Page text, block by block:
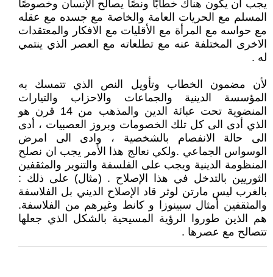
يجب ان يكون هناك خطابًا ونصًا يصالح الإنسان وخصوصًا
المسلم مع الحريات العامة والخاصة مع جسده مع عقله
مع حواسه مع المرأة مع الأقليات مع الافكار والمعتقدات
الاخرى المختلفة عنه مع تطلعاته مع العصر الذي ينتمي
له .
لأن مضمون الخطاب وتأويل النص الذي تتمسك به
المؤسسة الدينية والجماعات والاحزاب والتيارات
المنضوية تحت عبائة الدين والمذهب من 14 قرن هو
الذي أدى الى كل تلك الخصومات وبروز العصبيات ، أدى
الى حالة الانفصام بالشخصية ، وادى الى امرض
الوسواس الجماعي .ولكي نعالج هذا الأمر يجب ان نصلح
المنظومة الدينية ويجب على الفلسفة والتنوير والمثقفين
الثوريين بالتدخل في هذا الإصلاح . (مثال) على ذلك :
بالغرب ليس مارتن لوثر قاد الإصلاح الديني بل الفلاسفة
والمثقفين أمثال سبينوزا و كانط وغيرهم من الفلاسفة.
هم الذين طوروا الرؤية المسيحية بالشكل الذي جعلها
تتصالح مع عصرها .